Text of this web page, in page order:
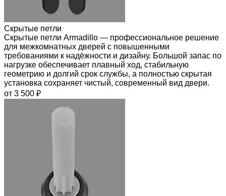
Скрытые петли
Скрытые петли Armadillo — профессиональное решение
для межкомнатных дверей с повышенными
требованиями к надёжности и дизайну. Большой запас по
нагрузке обеспечивает плавный ход, стабильную
геометрию и долгий срок службы, а полностью скрытая
установка сохраняет чистый, современный вид двери.
от 3 500 ₽